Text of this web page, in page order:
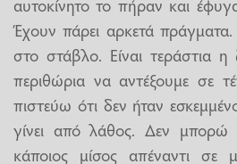
Έχουν πάρει αρκετά
στο στάβλο. Είναι τεράστια
περιθώρια να αντέξουμε σε
πιστεύω ότι δεν ήταν
γίνει από λάθος. Δεν μπορώ
κάποιος μίσος απέναντι σε